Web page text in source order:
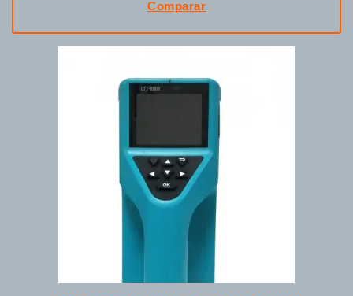
Comparar